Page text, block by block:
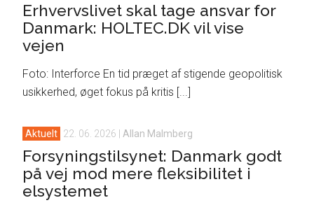
Erhvervslivet skal tage ansvar for
Danmark: HOLTEC.DK vil vise
vejen
Foto: Interforce En tid præget af stigende geopolitisk
usikkerhed, øget fokus på kritis [...]
Aktuelt 22. 06. 2026 Allan Malmberg
Forsyningstilsynet: Danmark godt
på vej mod mere fleksibilitet i
elsystemet